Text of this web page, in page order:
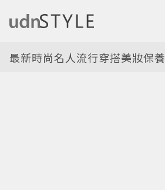
最新時尚名人流行穿搭美妝保養